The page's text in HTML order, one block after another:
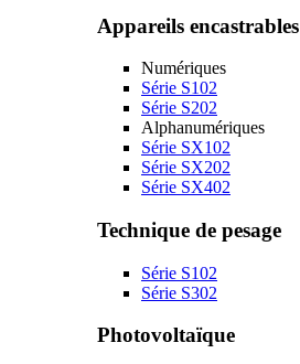
Appareils encastrables
Numériques
Série S102
Série S202
Alphanumériques
Série SX102
Série SX202
Série SX402
Technique de pesage
Série S102
Série S302
Photovoltaïque